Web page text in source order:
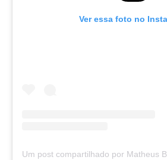
Ver essa foto no